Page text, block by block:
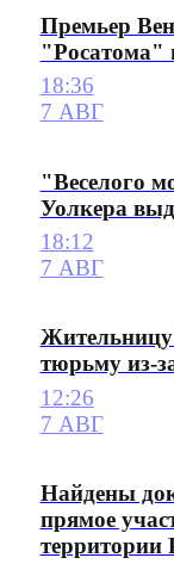
Премьер
18:36
7 АВГ
"Веселого
Уолкера
18:12
7 АВГ
тюрьму из-
12:26
7 АВГ
Найдены
прямое
территории